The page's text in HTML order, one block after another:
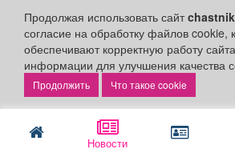
Новости
поступил звонок из СНТ "Авиатор"
самостоятельно спуститься не мог. Спасатели
Кемеровского поисково-
прибыли на место, закрепили
страховочными ремнями на
помощью альпинистского
крыши. По данным организации от
помощи мужчина отказался.
Продолжая использовать сайт
согласие на обработку файлов cookie,
обеспечивают корректную работу
информации для улучшения качества
Что такое cookie